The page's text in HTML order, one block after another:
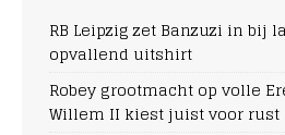
RB Leipzig zet Banzuzi in bij
opvallend uitshirt
Robey grootmacht op volle
Willem II kiest juist voor rust